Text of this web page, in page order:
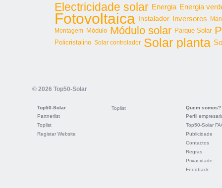
Electricidade solar Energia Energia
Fotovoltaica Instalador Inversores
Montagem Módulo Módulo solar Parque Solar
Policristalino Solar controlador Solar planta
© 2026 Top50-Solar
Top50-Solar
Partnerlist
Toplist
Registar Website
Toplist
Quem somos?
Perfil
Top50-Solar
Publicidade
Contactos
Regras
Privacidade
Feedback